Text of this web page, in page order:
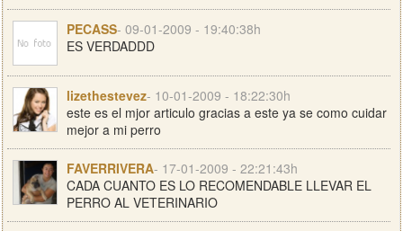
PECASS- 09-01-2009 - 19:40:38h
ES VERDADDD
lizethestevez- 10-01-2009 - 18:22:30h
este es el mjor articulo gracias a este ya se como cuidar
mejor a mi perro
FAVERRIVERA- 17-01-2009 - 22:21:43h
CADA CUANTO ES LO RECOMENDABLE LLEVAR EL
PERRO AL VETERINARIO